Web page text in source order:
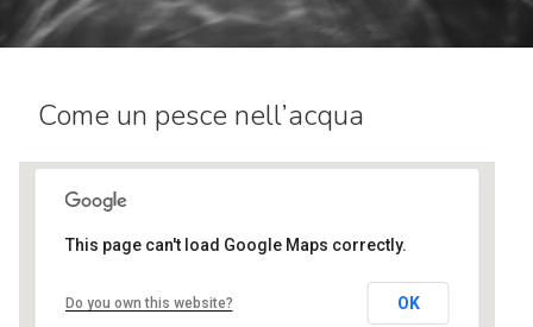
Come un pesce nell’acqua
centro MEL
Via Tevere, 3 - Ranica
This page can't load Google Maps correctly.
Do you own this website? OK